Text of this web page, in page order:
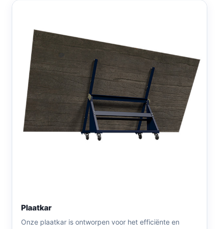
Plaatkar
Onze plaatkar is ontworpen voor het efficiënte en